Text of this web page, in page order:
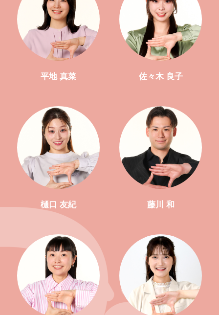
平地 真菜 佐々木 良子
樋口 友紀 藤川 和